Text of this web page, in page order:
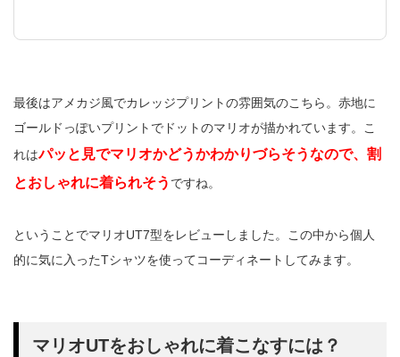
最後はアメカジ風でカレッジプリントの雰囲気のこちら。赤地に
ゴールドっぽいプリントでドットのマリオが描かれています。こ
れはパッと見でマリオかどうかわかりづらそうなので、割
とおしゃれに着られそう ですね。
ということでマリオUT7型をレビューしました。この中から個人
的に気に入ったTシャツを使ってコーディネートしてみます。
マリオUTをおしゃれに着こなすには？